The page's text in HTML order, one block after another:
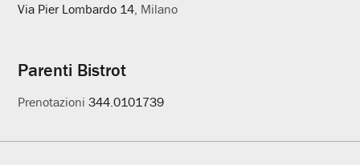
Via Pier Lombardo 14, Milano
Parenti Bistrot
Prenotazioni344.0101739